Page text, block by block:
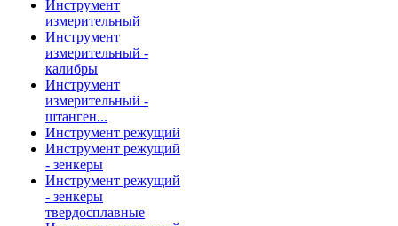
Инструмент
измерительный
Инструмент
измерительный -
калибры
Инструмент
измерительный -
штанген...
Инструмент режущий
Инструмент режущий
- зенкеры
Инструмент режущий
- зенкеры
твердосплавные